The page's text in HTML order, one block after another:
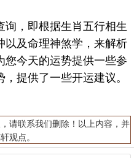
，即根据生肖五行相生
及命理神煞学，来解析
今天的运势提供一些参
提供了一些开运建议。
请联系我们删除！以上内容，并
观点。